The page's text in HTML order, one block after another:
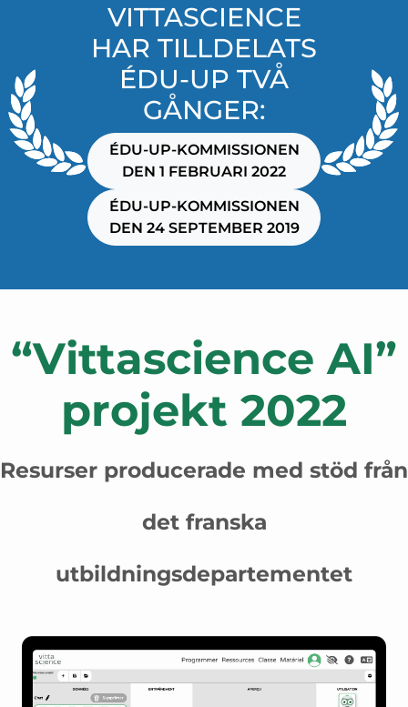
VITTASCIENCE
HAR TILLDELATS
ÉDU-UP TVÅ
GÅNGER:
ÉDU-UP-KOMMISSIONEN
DEN 1 FEBRUARI 2022
ÉDU-UP-KOMMISSIONEN
DEN 24 SEPTEMBER 2019
“Vittascience AI”
projekt 2022
Resurser producerade med stöd från
det franska
utbildningsdepartementet